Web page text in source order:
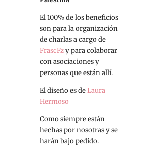
El 100% de los beneficios
son para la organización
de charlas a cargo de
FrascFzy para colaborar
con asociaciones y
personas que están allí.
El diseño es deLaura
Hermoso
Como siempre están
hechas por nosotras y se
harán bajo pedido.